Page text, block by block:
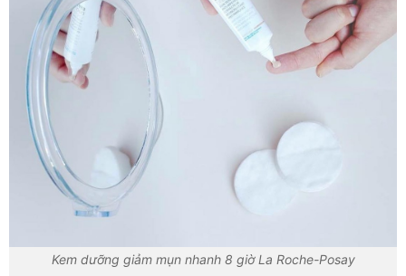
Kem dưỡng giảm mụn nhanh 8 giờ La Roche-Posay